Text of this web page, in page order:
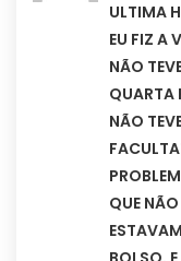
ULTIMA
EU FIZ A
NÃO
QUARTA
NÃO
QUE